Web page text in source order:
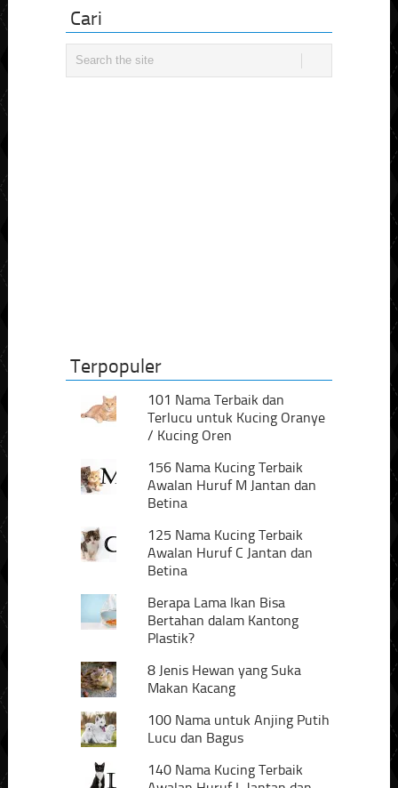
Cari
Terpopuler
101 Nama Terbaik dan
Terlucu untuk Kucing Oranye
/ Kucing Oren
156 Nama Kucing Terbaik
Awalan Huruf M Jantan dan
Betina
125 Nama Kucing Terbaik
Awalan Huruf C Jantan dan
Betina
Berapa Lama Ikan Bisa
Bertahan dalam Kantong
Plastik?
8 Jenis Hewan yang Suka
Makan Kacang
100 Nama untuk Anjing Putih
Lucu dan Bagus
140 Nama Kucing Terbaik